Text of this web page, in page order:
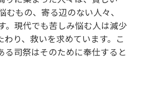
もの、寄る辺のない人々、
。現代でも苦しみ悩む人は減少
り、救いを求めています。こ
司祭はそのために奉仕すると